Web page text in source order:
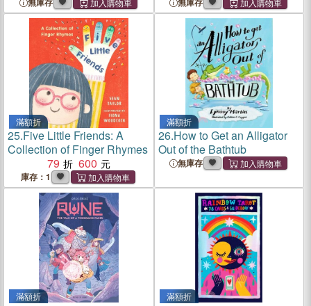
滿額折
25.Five Little Friends: A
Collection of Finger Rhymes
79
600
庫存：1
滿額折
26.How to Get an Alligator
Out of the Bathtub
無庫存
滿額折 滿額折